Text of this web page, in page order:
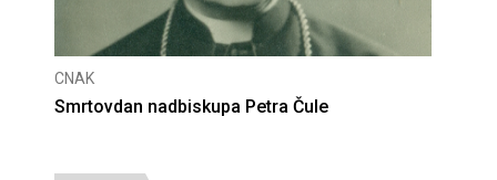
nadbiskupa Petra Čule